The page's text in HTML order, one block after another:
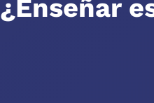
¿Enseñar